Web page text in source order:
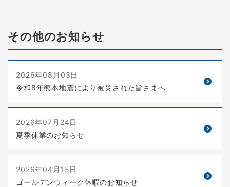
その他のお知らせ
2026年08月03日
令和8年熊本地震により被災された皆さまへ
2026年07月24日
夏季休業のお知らせ
2026年04月15日
ゴールデンウィーク休暇のお知らせ